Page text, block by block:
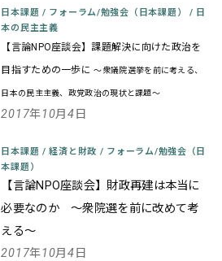
日本課題 / フォーラム/勉強会（日本課題） / 日
本の民主主義
【言論NPO座談会】課題解決に向けた政治を
目指すための一歩に～衆議院選挙を前に考える、
日本の民主主義、政党政治の現状と課題～
2017年10月4日
日本課題 / 経済と財政 / フォーラム/勉強会（日
本課題）
【言論NPO座談会】財政再建は本当に
必要なのか ～衆院選を前に改めて考
える～
2017年10月4日